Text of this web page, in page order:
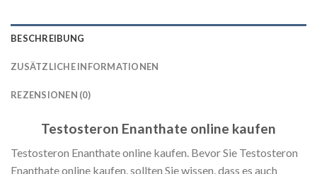
BESCHREIBUNG
ZUSÄTZLICHE INFORMATIONEN
REZENSIONEN (0)
Testosteron Enanthate online kaufen
Testosteron Enanthate online kaufen. Bevor Sie Testosteron
Enanthate online kaufen, sollten Sie wissen, dass es auch